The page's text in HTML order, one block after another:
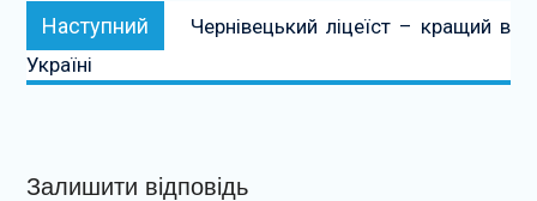
Наступний
Чернівецький ліцеїст – кращий в
Україні
Залишити відповідь